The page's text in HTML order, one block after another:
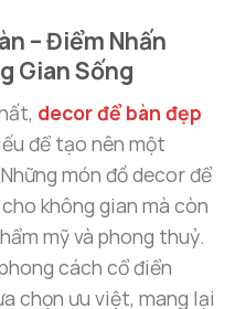
– Điểm Nhấn
Gian Sống
decor để bàn đẹp
để tạo nên một
món đồ decor để
không gian mà còn
mỹ và phong thuỷ.
cách cổ điển
chọn ưu việt, mang lại